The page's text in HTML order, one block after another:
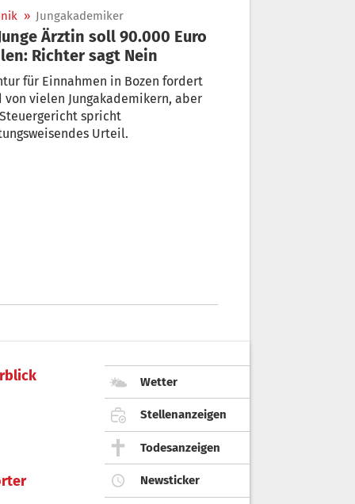
» Jungakademiker
Richter sagt Nein
für Einnahmen in Bozen fordert
von vielen Jungakademikern, aber
spricht
Urteil.
Wetter
Stellenanzeigen
Todesanzeigen
Newsticker